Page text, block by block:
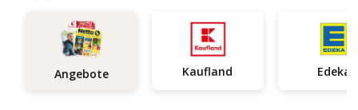
Angebote Kaufland Edeka